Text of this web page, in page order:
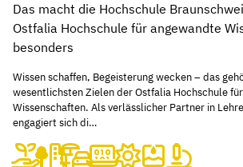
Das macht die Hochschule
Ostfalia Hochschule für angewandte
besonders
Wissen schaffen, Begeisterung wecken – das
wesentlichsten Zielen der Ostfalia Hochschule
Wissenschaften. Als verlässlicher Partner in
engagiert sich di…